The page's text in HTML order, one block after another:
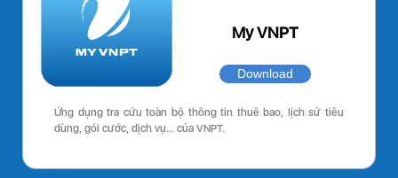
My VNPT
Download
Ứng dụng tra cứu toàn bộ thông tin thuê bao, lịch sử tiêu
dùng, gói cước, dịch vụ… của VNPT.